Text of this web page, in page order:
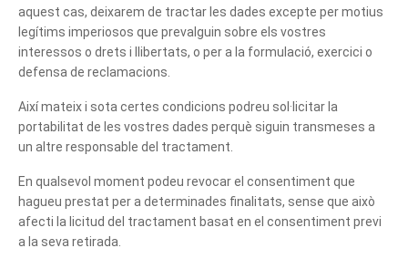
aquest cas, deixarem de tractar les dades excepte per motius
legítims imperiosos que prevalguin sobre els vostres
interessos o drets i llibertats, o per a la formulació, exercici o
defensa de reclamacions.
Així mateix i sota certes condicions podreu sol·licitar la
portabilitat de les vostres dades perquè siguin transmeses a
un altre responsable del tractament.
En qualsevol moment podeu revocar el consentiment que
hagueu prestat per a determinades finalitats, sense que això
afecti la licitud del tractament basat en el consentiment previ
a la seva retirada.